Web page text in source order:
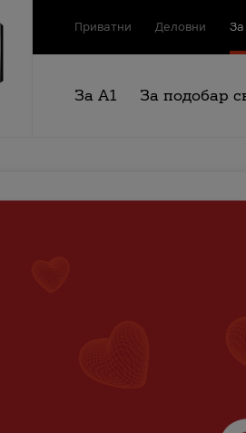
Приватни Деловни За
За А1 За подобар